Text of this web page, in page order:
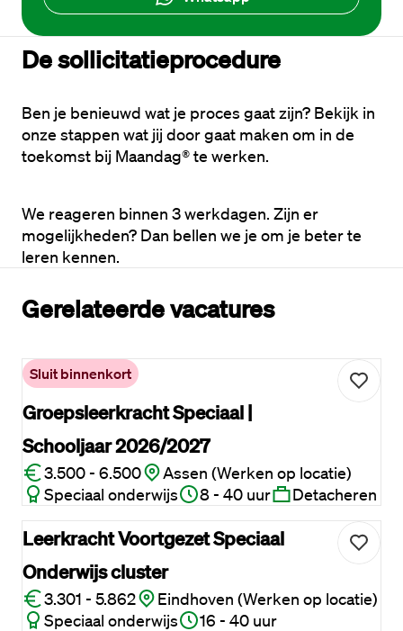
De sollicitatieprocedure
Ben je benieuwd wat je proces gaat zijn? Bekijk in
onze stappen wat jij door gaat maken om in de
toekomst bij Maandag® te werken.
We reageren binnen 3 werkdagen. Zijn er
mogelijkheden? Dan bellen we je om je beter te
leren kennen.
Gerelateerde vacatures
Sluit binnenkort
Groepsleerkracht Speciaal |
Schooljaar 2026/2027
3.500 - 6.500
Assen (Werken op locatie)
Speciaal onderwijs
8 - 40 uur Detacheren
Leerkracht Voortgezet Speciaal
Onderwijs cluster
3.301 - 5.862
Eindhoven (Werken op locatie)
Speciaal onderwijs
16 - 40 uur